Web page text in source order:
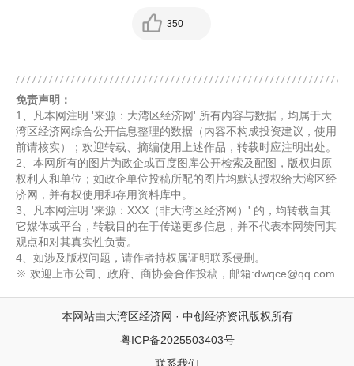
350
免责声明：
1、凡本网注明 '来源：大湾区经济网' 所有内容与数据，均属于大
湾区经济网综合公开信息整理的数据（内容不构成投资建议，使用
前请核实）；欢迎转载、摘编使用上述作品，转载时应注明出处。
2、本网所有的图片为政企或百度图库公开检索及配图，版权归原
权利人和单位；如政企单位投稿所配的图片均默认授权给大湾区经
济网，并有权使用和存用资料库中。
3、凡本网注明 '来源：XXX（非大湾区经济网）' 的，均转载自其
它媒体或平台，转载目的在于传递更多信息，并不代表本网赞同其
观点和对其真实性负责。
4、如涉及版权问题，请作者持权属证明联系侵删。
※ 欢迎上市公司、政府、商协会合作投稿，邮箱:dwqce@qq.com
本网站由大湾区经济网 · 中创经济资讯版权所有
粤ICP备2025503403号